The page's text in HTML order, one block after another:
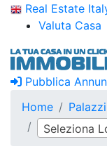
Real Estate
Valuta Casa
Pubblica
Home
Seleziona